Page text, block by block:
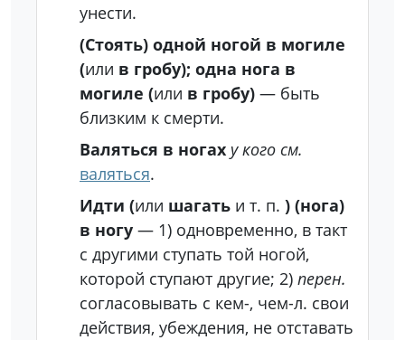
унести.
(Стоять) одной ногой в могиле
(или в гробу); одна нога в
могиле (или в гробу) — быть
близким к смерти.
Валяться в ногах у кого см.
валяться.
Идти (или шагать и т. п. ) (нога)
в ногу — 1) одновременно, в такт
с другими ступать той ногой,
которой ступают другие; 2) перен.
согласовывать с кем-, чем-л. свои
действия, убеждения, не отставать